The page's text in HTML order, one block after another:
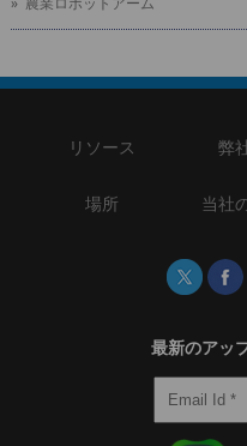
リソース 弊
場所 当社
最新のアッ